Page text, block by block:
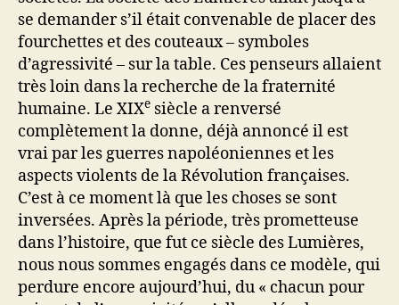
se demander s’il était convenable de placer des
fourchettes et des couteaux – symboles
d’agressivité – sur la table. Ces penseurs allaient
très loin dans la recherche de la fraternité
humaine. Le XIXe siècle a renversé
complètement la donne, déjà annoncé il est
vrai par les guerres napoléoniennes et les
aspects violents de la Révolution françaises.
C’est à ce moment là que les choses se sont
inversées. Après la période, très prometteuse
dans l’histoire, que fut ce siècle des Lumières,
nous nous sommes engagés dans ce modèle, qui
perdure encore aujourd’hui, du « chacun pour